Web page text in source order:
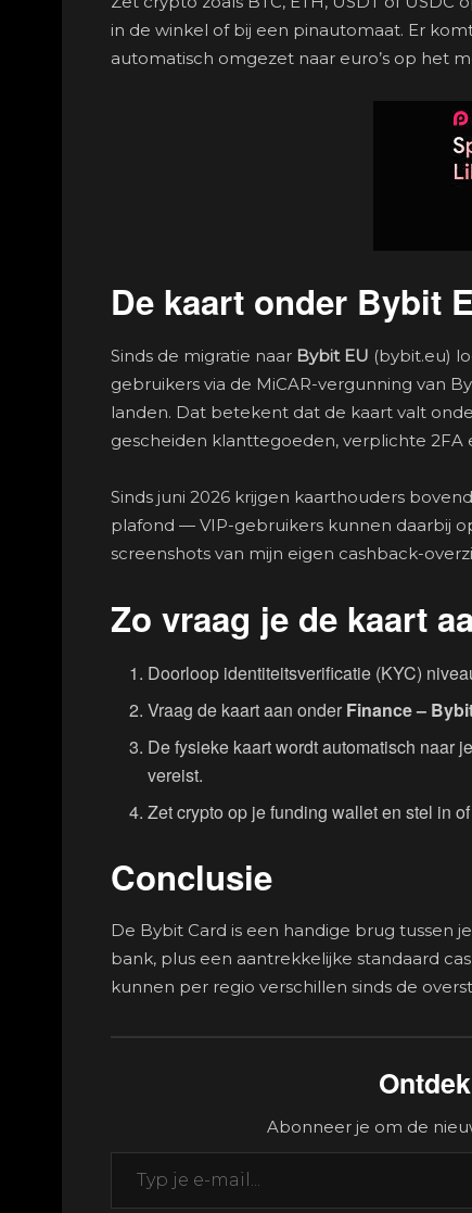
in de winkel of bij een pinautomaat. Er
automatisch omgezet naar euro’s op het
De kaart onder Bybit
Sinds de migratie naar Bybit EU (bybit.eu)
gebruikers via de MiCAR-vergunning van
landen. Dat betekent dat de kaart valt
gescheiden klanttegoeden, verplichte 2FA
Sinds juni 2026 krijgen kaarthouders
plafond — VIP-gebruikers kunnen daarbij
screenshots van mijn eigen cashback-
Zo vraag je de kaart
Doorloop identiteitsverificatie (KYC)
Vraag de kaart aan onder Finance –
De fysieke kaart wordt automatisch naar
vereist.
Zet crypto op je funding wallet en stel in
Conclusie
De Bybit Card is een handige brug tussen
bank, plus een aantrekkelijke standaard
kunnen per regio verschillen sinds de
Abonneer je om de
Typ je e-mail...